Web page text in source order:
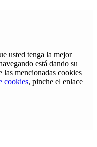
usted tenga la mejor
está dando su
las mencionadas cookies
cookies, pinche el enlace